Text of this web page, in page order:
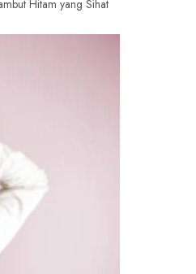
Hitam yang Sihat